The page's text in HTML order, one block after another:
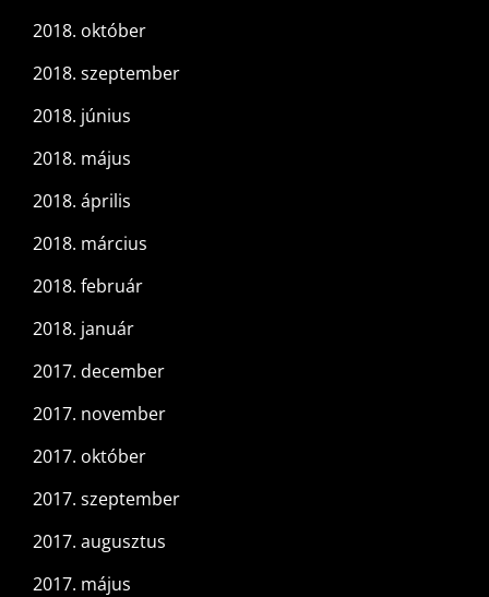
2018. október
2018. szeptember
2018. június
2018. május
2018. április
2018. március
2018. február
2018. január
2017. december
2017. november
2017. október
2017. szeptember
2017. augusztus
2017. május